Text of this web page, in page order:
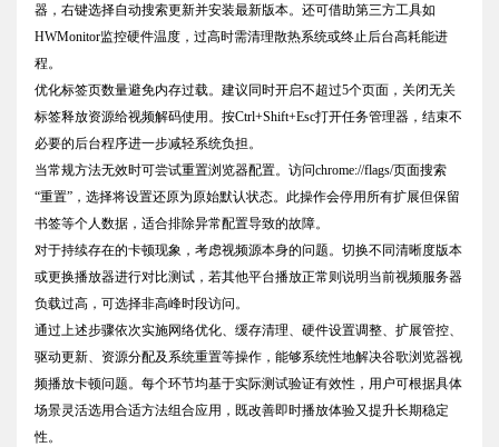
器，右键选择自动搜索更新并安装最新版本。还可借助第三方工具如
HWMonitor监控硬件温度，过高时需清理散热系统或终止后台高耗能进
程。
优化标签页数量避免内存过载。建议同时开启不超过5个页面，关闭无关
标签释放资源给视频解码使用。按Ctrl+Shift+Esc打开任务管理器，结束不
必要的后台程序进一步减轻系统负担。
当常规方法无效时可尝试重置浏览器配置。访问chrome://flags/页面搜索
“重置”，选择将设置还原为原始默认状态。此操作会停用所有扩展但保留
书签等个人数据，适合排除异常配置导致的故障。
对于持续存在的卡顿现象，考虑视频源本身的问题。切换不同清晰度版本
或更换播放器进行对比测试，若其他平台播放正常则说明当前视频服务器
负载过高，可选择非高峰时段访问。
通过上述步骤依次实施网络优化、缓存清理、硬件设置调整、扩展管控、
驱动更新、资源分配及系统重置等操作，能够系统性地解决谷歌浏览器视
频播放卡顿问题。每个环节均基于实际测试验证有效性，用户可根据具体
场景灵活选用合适方法组合应用，既改善即时播放体验又提升长期稳定
性。